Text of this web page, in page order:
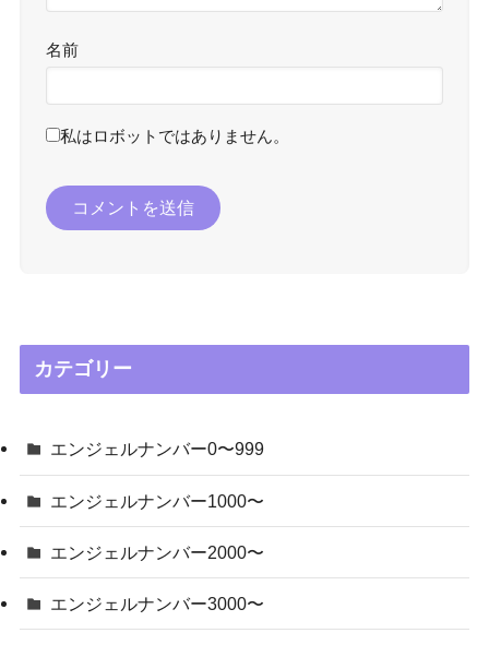
名前
私はロボットではありません。
カテゴリー
エンジェルナンバー0〜999
エンジェルナンバー1000〜
エンジェルナンバー2000〜
エンジェルナンバー3000〜